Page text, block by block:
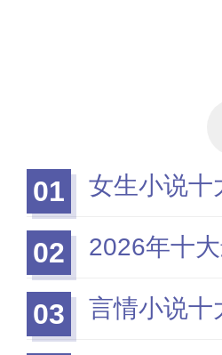
01
女生小说十
02 2026年十
03 言情小说十